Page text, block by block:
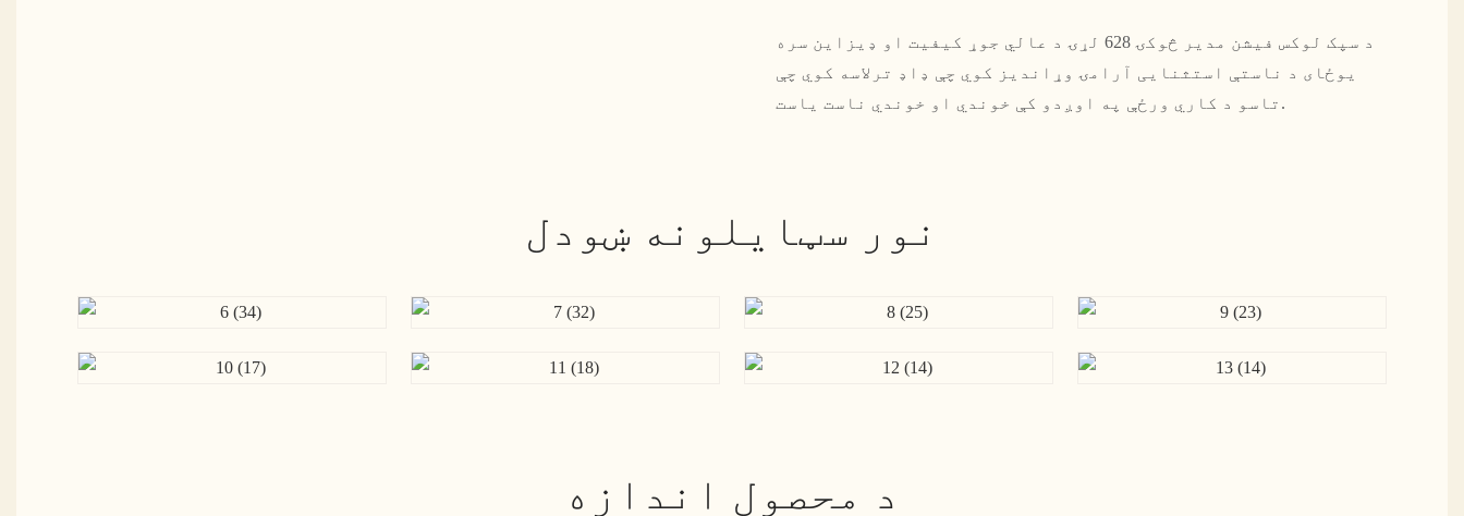
د سپک لوکس فیشن مدیر څوکۍ 628 لړۍ د عالي جوړ کیفیت او ډیزاین سره
یوځای د ناستې استثنایی آرامۍ وړاندیز کوي چې ډاډ ترلاسه کوي چې
تاسو د کاري ورځې په اوږدو کې خوندي او خوندي ناست یاست.
نور سټایلونه ښودل
د محصول اندازه